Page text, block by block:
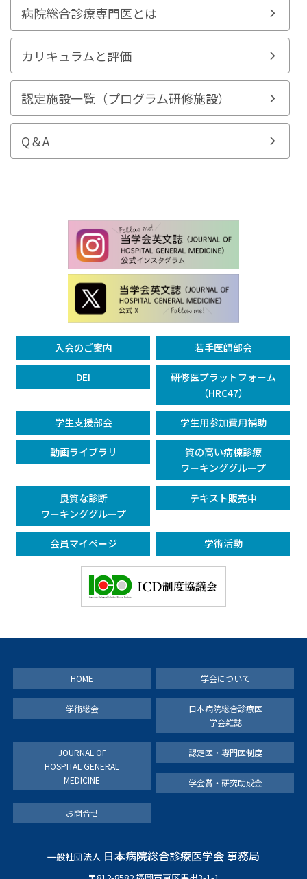
病院総合診療専門医とは
カリキュラムと評価
認定施設一覧（プログラム研修施設）
Q＆A
入会のご案内 若手医師部会
DEI
研修医プラットフォーム
（HRC47）
学生支援部会 学生用参加費用補助
動画ライブラリ
質の高い病棟診療
ワーキンググループ
良質な診断
ワーキンググループ
テキスト販売中
会員マイページ 学術活動
HOME 学会について
学術総会
日本病院総合診療医
学会雑誌
JOURNAL OF
HOSPITAL GENERAL
MEDICINE
認定医・専門医制度
学会賞・研究助成金
お問合せ
一般社団法人 日本病院総合診療医学会 事務局